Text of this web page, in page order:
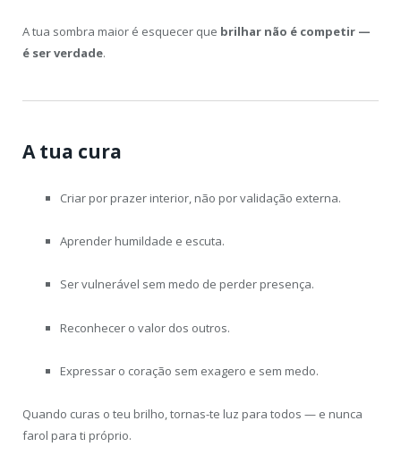
A tua sombra maior é esquecer que brilhar não é competir —
é ser verdade.
A tua cura
Criar por prazer interior, não por validação externa.
Aprender humildade e escuta.
Ser vulnerável sem medo de perder presença.
Reconhecer o valor dos outros.
Expressar o coração sem exagero e sem medo.
Quando curas o teu brilho, tornas-te luz para todos — e nunca
farol para ti próprio.